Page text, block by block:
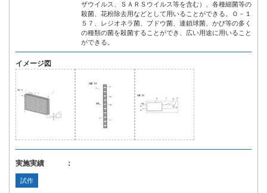
ザウイルス、ＳＡＲＳウイルス等を含む）、各種細菌等の
殺菌、花粉除去用などとして用いることができる。Ｏ－１
５７、レジオネラ菌、ブドウ菌、連鎖球菌、かび等の多く
の種類の菌を殺菌することができ、広い用途に用いること
ができる。
イメージ図
実施実績 ：
試作